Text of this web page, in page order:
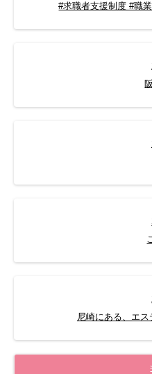
#求職者支援制度 #職
尼崎にある、エス